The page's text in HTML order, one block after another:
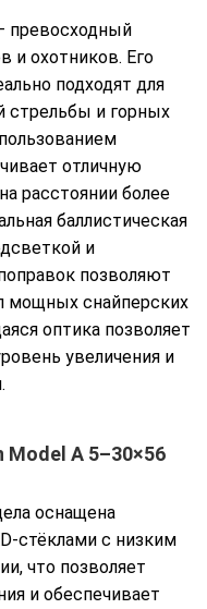
превосходный
и охотников. Его
подходят для
стрельбы и горных
отличную
расстоянии более
баллистическая
и
позволяют
мощных снайперских
оптика позволяет
увеличения и
Model A 5–30×56
оснащена
стёклами с низким
что позволяет
и обеспечивает